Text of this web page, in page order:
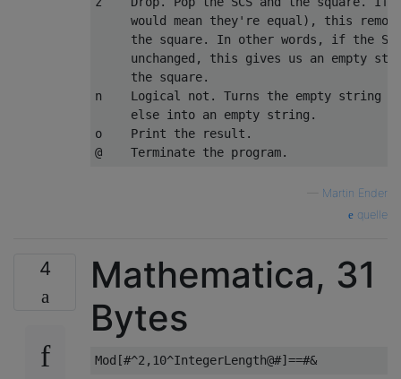
would mean they're equal), this
the square. In other words, if the
unchanged, this gives us an empty
     the square.
n    Logical not. Turns the empty string
     else into an empty string.
o    Print the result.
Martin Ender
quelle
4
Mathematica, 31
Bytes